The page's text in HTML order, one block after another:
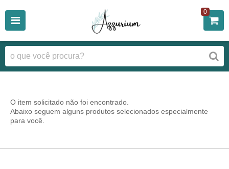
0
O item solicitado não foi encontrado.
Abaixo seguem alguns produtos selecionados especialmente
para você.